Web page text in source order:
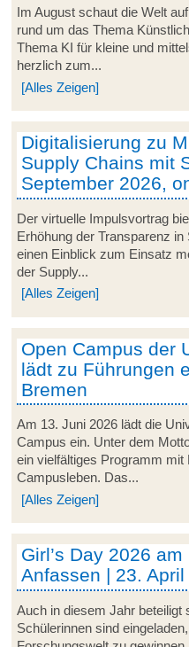
Im August schaut die Welt
rund um das Thema
Thema KI für kleine und
herzlich zum...
[Alles Zeigen]
Digitalisierung zu
Supply Chains mit
September 2026,
Der virtuelle Impulsvortrag
Erhöhung der Transparenz
einen Einblick zum Einsatz
der Supply...
[Alles Zeigen]
Open Campus der
lädt zu Führungen
Bremen
Am 13. Juni 2026 lädt die
Campus ein. Unter dem
ein vielfältiges Programm
Campusleben. Das...
[Alles Zeigen]
Girl’s Day 2026
Anfassen | 23.
Auch in diesem Jahr beteiligt
Schülerinnen sind